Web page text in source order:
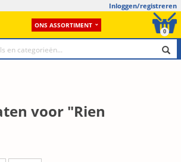
Inloggen/registreren
ONS ASSORTIMENT
0
voor "Rien